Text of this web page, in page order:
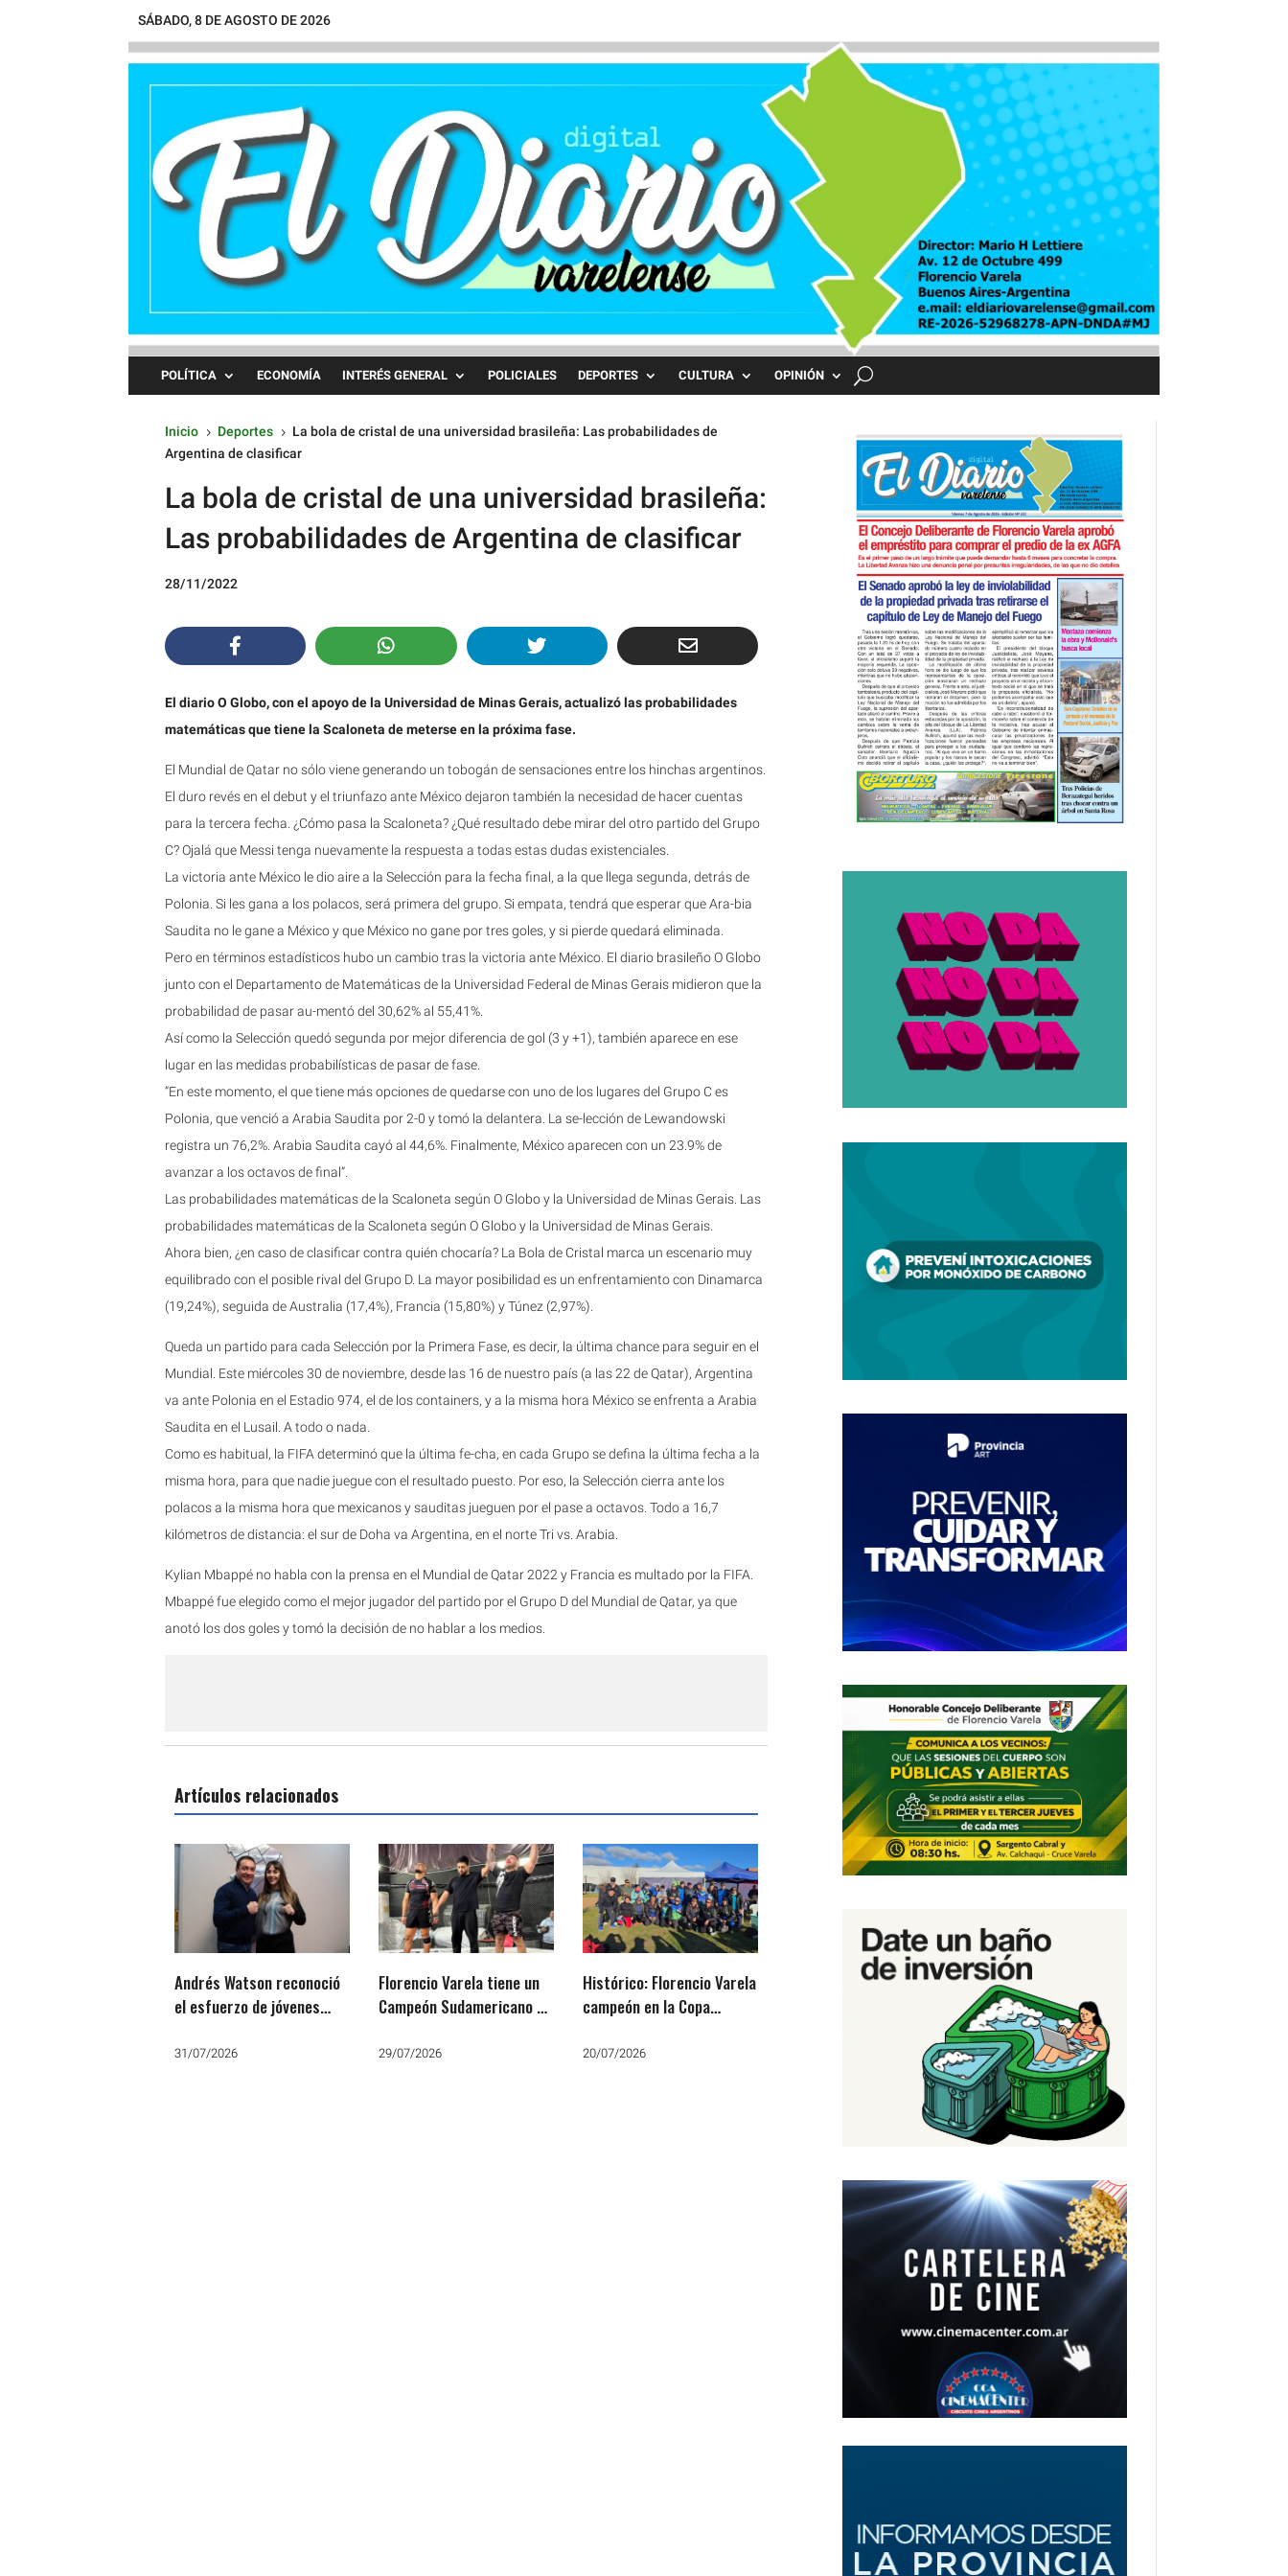
SÁBADO, 8 DE AGOSTO DE 2026
POLÍTICA ECONOMÍA INTERÉS GENERAL POLICIALES DEPORTES CULTURA OPINIÓN
Inicio 5 Deportes 5 La bola de cristal de una universidad brasileña: Las probabilidades de
Argentina de clasificar
La bola de cristal de una universidad brasileña:
Las probabilidades de Argentina de clasificar
28/11/2022
El diario O Globo, con el apoyo de la Universidad de Minas Gerais, actualizó las probabilidades
matemáticas que tiene la Scaloneta de meterse en la próxima fase.
El Mundial de Qatar no sólo viene generando un tobogán de sensaciones entre los hinchas argentinos.
El duro revés en el debut y el triunfazo ante México dejaron también la necesidad de hacer cuentas
para la tercera fecha. ¿Cómo pasa la Scaloneta? ¿Qué resultado debe mirar del otro partido del Grupo
C? Ojalá que Messi tenga nuevamente la respuesta a todas estas dudas existenciales.
La victoria ante México le dio aire a la Selección para la fecha final, a la que llega segunda, detrás de
Polonia. Si les gana a los polacos, será primera del grupo. Si empata, tendrá que esperar que Ara-bia
Saudita no le gane a México y que México no gane por tres goles, y si pierde quedará eliminada.
Pero en términos estadísticos hubo un cambio tras la victoria ante México. El diario brasileño O Globo
junto con el Departamento de Matemáticas de la Universidad Federal de Minas Gerais midieron que la
probabilidad de pasar au-mentó del 30,62% al 55,41%.
Así como la Selección quedó segunda por mejor diferencia de gol (3 y +1), también aparece en ese
lugar en las medidas probabilísticas de pasar de fase.
“En este momento, el que tiene más opciones de quedarse con uno de los lugares del Grupo C es
Polonia, que venció a Arabia Saudita por 2-0 y tomó la delantera. La se-lección de Lewandowski
registra un 76,2%. Arabia Saudita cayó al 44,6%. Finalmente, México aparecen con un 23.9% de
avanzar a los octavos de final”.
Las probabilidades matemáticas de la Scaloneta según O Globo y la Universidad de Minas Gerais. Las
probabilidades matemáticas de la Scaloneta según O Globo y la Universidad de Minas Gerais.
Ahora bien, ¿en caso de clasificar contra quién chocaría? La Bola de Cristal marca un escenario muy
equilibrado con el posible rival del Grupo D. La mayor posibilidad es un enfrentamiento con Dinamarca
(19,24%), seguida de Australia (17,4%), Francia (15,80%) y Túnez (2,97%).
Queda un partido para cada Selección por la Primera Fase, es decir, la última chance para seguir en el
Mundial. Este miércoles 30 de noviembre, desde las 16 de nuestro país (a las 22 de Qatar), Argentina
va ante Polonia en el Estadio 974, el de los containers, y a la misma hora México se enfrenta a Arabia
Saudita en el Lusail. A todo o nada.
Como es habitual, la FIFA determinó que la última fe-cha, en cada Grupo se defina la última fecha a la
misma hora, para que nadie juegue con el resultado puesto. Por eso, la Selección cierra ante los
polacos a la misma hora que mexicanos y sauditas jueguen por el pase a octavos. Todo a 16,7
kilómetros de distancia: el sur de Doha va Argentina, en el norte Tri vs. Arabia.
Kylian Mbappé no habla con la prensa en el Mundial de Qatar 2022 y Francia es multado por la FIFA.
Mbappé fue elegido como el mejor jugador del partido por el Grupo D del Mundial de Qatar, ya que
anotó los dos goles y tomó la decisión de no hablar a los medios.
Artículos relacionados
Andrés Watson reconoció
el esfuerzo de jóvenes
ellos la campeona Ludmila
31/07/2026
Florencio Varela tiene un
Campeón Sudamericano de
«El Espartano» Gómez
29/07/2026
Histórico: Florencio Varela
campeón en la Copa
20/07/2026